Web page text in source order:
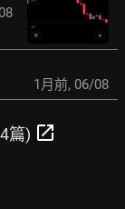
1月前, 06/08
篇) open_in_new